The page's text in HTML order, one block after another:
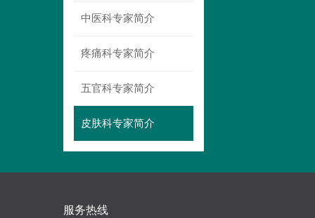
中医科专家简介
疼痛科专家简介
五官科专家简介
皮肤科专家简介
服务热线